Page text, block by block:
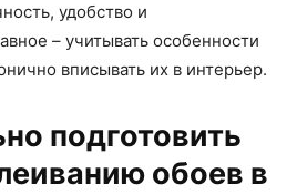
удобство и
– учитывать особенности
вписывать их в интерьер.
подготовить
обоев в